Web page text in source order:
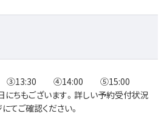
④14:00 ⑤15:00
ちもございます。詳しい予約受付状況
てご確認ください。